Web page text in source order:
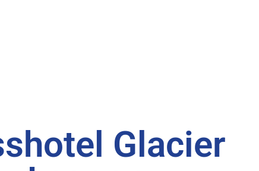
Glacier